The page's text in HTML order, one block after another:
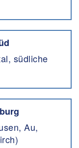
südliche
Au,